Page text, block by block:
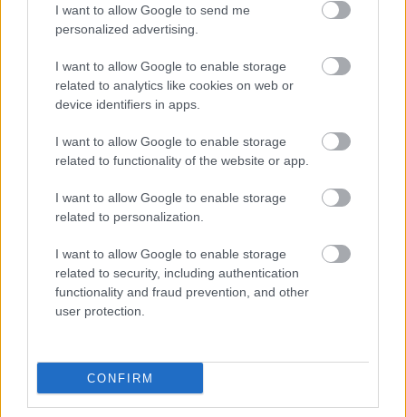
I want to allow Google to send me
personalized advertising.
I want to allow Google to enable storage
related to analytics like cookies on web or
device identifiers in apps.
I want to allow Google to enable storage
related to functionality of the website or app.
I want to allow Google to enable storage
related to personalization.
I want to allow Google to enable storage
related to security, including authentication
functionality and fraud prevention, and other
user protection.
CONFIRM
Támogasd adományoddal
a ManUtdFanatics.hu működését!
Kapcsolódó hírek
JADON SANCHO